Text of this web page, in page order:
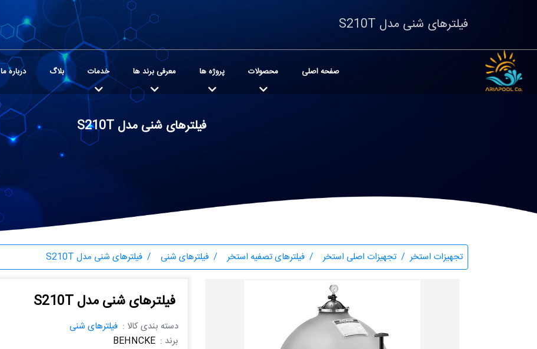
فیلترهای شنی مدل S210T
صفحه اصلی محصولات پروژه ها معرفی برند ها خدمات بلاگ درباره ما
فیلترهای شنی مدل S210T
تجهیزات استخر تجهیزات اصلی استخر فیلترهای تصفیه استخر فیلترهای شنی فیلترهای شنی مدل S210T
فیلترهای شنی مدل S210T
دسته بندی کالا : فیلترهای شنی
برند : BEHNCKE